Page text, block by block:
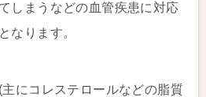
しまうなどの血管疾患に対応
なります。
にコレステロールなどの脂質